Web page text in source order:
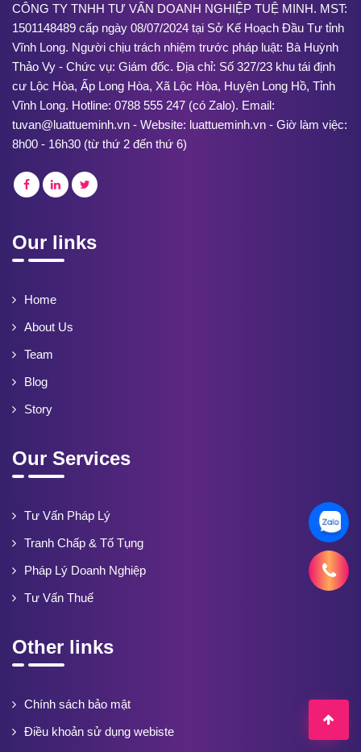
CÔNG TY TNHH TƯ VẤN DOANH NGHIỆP TUỆ MINH. MST:
1501148489 cấp ngày 08/07/2024 tại Sở Kế Hoạch Đầu Tư tỉnh
Vĩnh Long. Người chịu trách nhiệm trước pháp luật: Bà Huỳnh
Thảo Vy - Chức vụ: Giám đốc. Địa chỉ: Số 327/23 khu tái định
cư Lộc Hòa, Ấp Long Hòa, Xã Lộc Hòa, Huyện Long Hồ, Tỉnh
Vĩnh Long. Hotline: 0788 555 247 (có Zalo). Email:
tuvan@luattueminh.vn - Website: luattueminh.vn - Giờ làm việc:
8h00 - 16h30 (từ thứ 2 đến thứ 6)
Our links
Home
About Us
Team
Blog
Story
Our Services
Tư Vấn Pháp Lý
Tranh Chấp & Tố Tụng
Pháp Lý Doanh Nghiệp
Tư Vấn Thuế
Other links
Chính sách bảo mật
Điều khoản sử dụng webiste